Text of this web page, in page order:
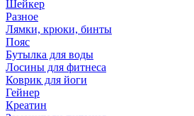
Шейкер
Разное
Лямки, крюки, бинты
Пояс
Бутылка для воды
Лосины для фитнеса
Коврик для йоги
Гейнер
Креатин